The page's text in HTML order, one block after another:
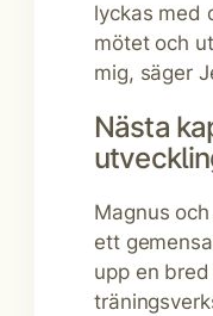
lyckas med
mötet och
mig, säger
Nästa
Magnus
ett
upp en